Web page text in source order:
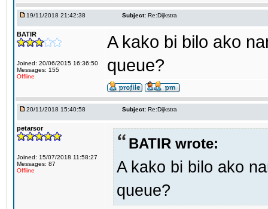
19/11/2018 21:42:38 Subject: Re:Dijkstra
BATIR
Joined: 20/06/2015 16:36:50
Messages: 155
Offline
A kako bi bilo ako
queue?
20/11/2018 15:40:58 Subject: Re:Dijkstra
petarsor
Joined: 15/07/2018 11:58:27
Messages: 87
Offline
BATIR wrote:
A kako bi bilo ako
queue?